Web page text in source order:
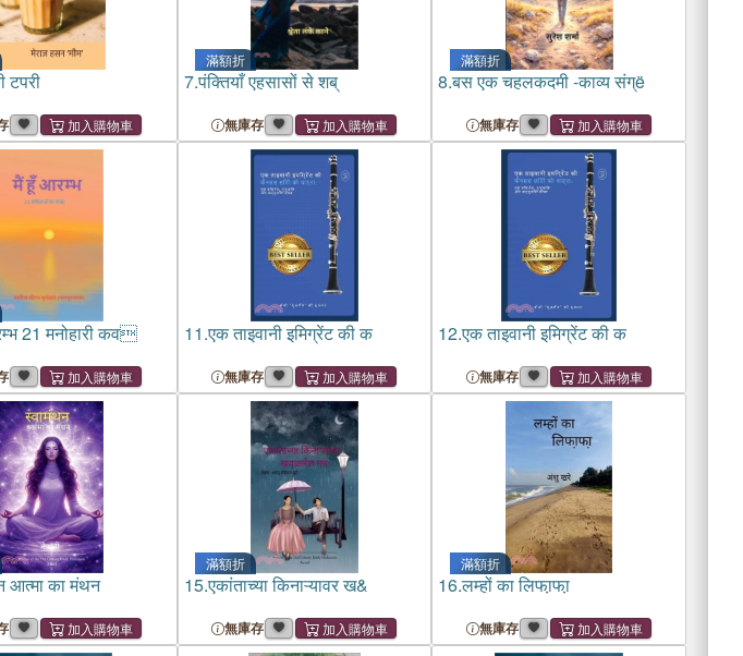
टपरी
滿額折
7.पंक्तियाँ एहसासों से शब्
無庫存
滿額折
8.बस एक चहलकदमी -काव्य संग्ë
無庫存
21 मनोहारी कव 11.एक ताइवानी इमिग्रेंट की क
無庫存
12.एक ताइवानी इमिग्रेंट की क
無庫存
आत्मा का मंथन
滿額折
15.एकांताच्या किनाऱ्यावर ख&
無庫存
滿額折
16.लम्हों का लिफा़फा़
無庫存